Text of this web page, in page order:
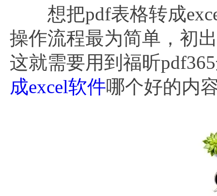
想把pdf表格转成
操作流程最为简单，初
这就需要用到福昕
成excel软件哪个好的内